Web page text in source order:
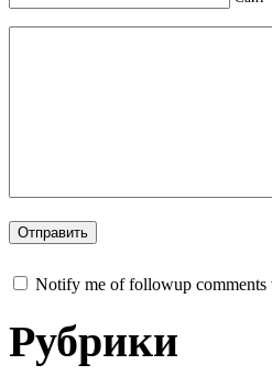
Notify me of followup comments
Рубрики